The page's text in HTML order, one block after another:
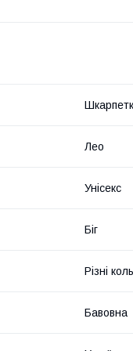
Лео
Унісекс
Біг
Різні
Бавовна